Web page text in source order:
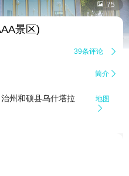
 75
景区)
39条评论 
简介 
州和硕县乌什塔拉
地图
